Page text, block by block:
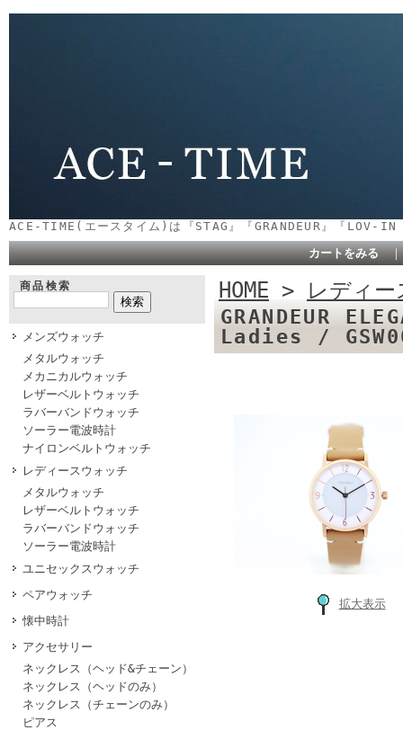
ACE-TIME(エースタイム)は『STAG』『GRANDEUR』『
カートをみる
商品検索
メンズウォッチ
メタルウォッチ
メカニカルウォッチ
レザーベルトウォッチ
ラバーバンドウォッチ
ソーラー電波時計
ナイロンベルトウォッチ
レディースウォッチ
メタルウォッチ
レザーベルトウォッチ
ラバーバンドウォッチ
ソーラー電波時計
ユニセックスウォッチ
ペアウォッチ
懐中時計
アクセサリー
ネックレス（ヘッド&チェーン）
ネックレス（ヘッドのみ）
ネックレス（チェーンのみ）
ピアス
HOME > レディ
GRANDEUR
Ladies /
拡大表示